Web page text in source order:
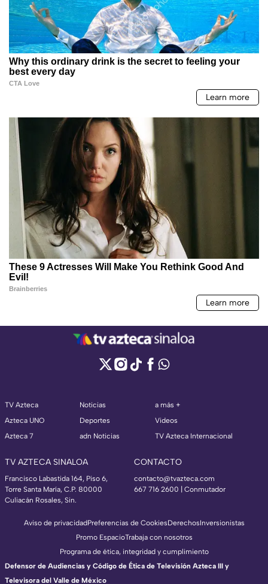
TV Azteca
Azteca UNO
Azteca 7
Noticias
Deportes
adn Noticias
a más +
Videos
TV Azteca Internacional
TV AZTECA SINALOA
Francisco Labastida 164, Piso 6,
Torre Santa María, C.P. 80000
Culiacán Rosales, Sin.
CONTACTO
contacto@tvazteca.com
667 716 2600 | Conmutador
Aviso de privacidadPreferencias de CookiesDerechosInversionistas
Promo EspacioTrabaja con nosotros
Programa de ética, integridad y cumplimiento
Defensor de Audiencias y Código de Ética de Televisión Azteca III y
Televisora del Valle de México